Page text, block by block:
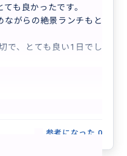
も良かったです。
ながらの絶景ランチもと
で、とても良い1日でし
参考になった 0